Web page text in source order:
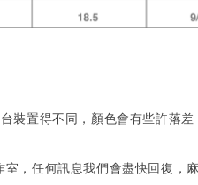
裝置得不同，顏色會有些許落差
室，任何訊息我們會盡快回復，